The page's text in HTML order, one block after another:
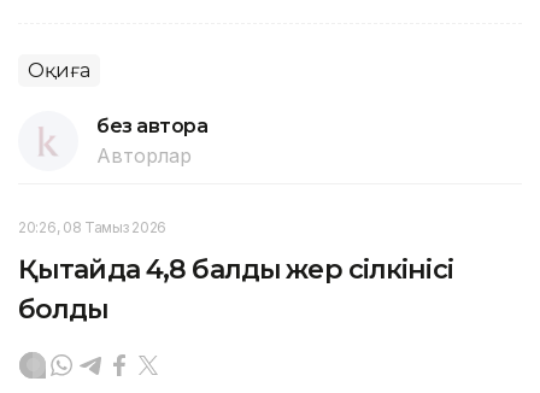
Оқиға
без автора
Авторлар
20:26, 08 Тамыз 2026
Қытайда 4,8 балдық жер сілкінісі
болды